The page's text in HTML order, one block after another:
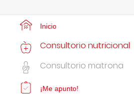
Inicio
Consultorio nutricional
Consultorio matrona
¡Me apunto!